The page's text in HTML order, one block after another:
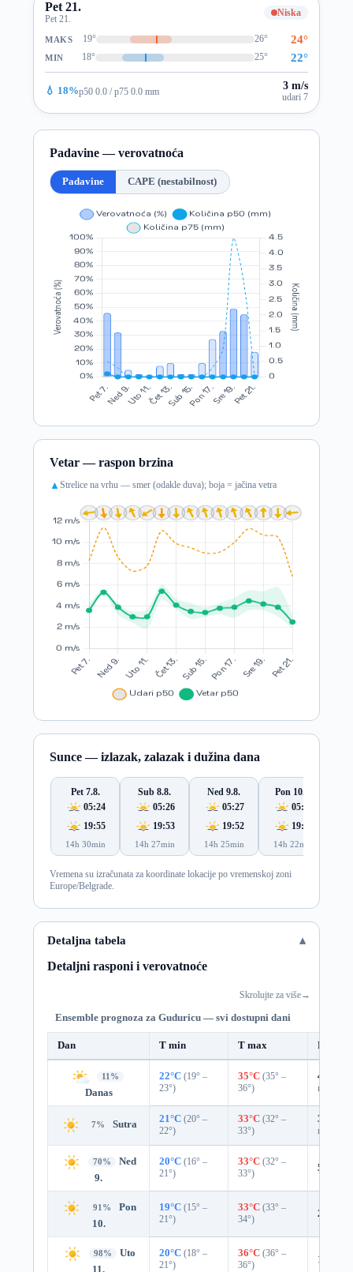
Pet 21.
Pet 21.
Niska
MAKS 19° 26° 24°
MIN 18° 25° 22°
💧 18%p50 0.0 / p75 0.0 mm 3 m/s
udari 7
Padavine — verovatnoća
Padavine CAPE (nestabilnost)
Vetar — raspon brzina
▲ Strelice na vrhu — smer (odakle duva); boja = jačina vetra
Sunce — izlazak, zalazak i dužina dana
Pet 7.8.
05:24
19:55
14h 30min
Sub 8.8.
05:26
19:53
14h 27min
Ned 9.8.
05:27
19:52
14h 25min
Pon 10.8.
05:28
19:51
14h 22min
Vremena su izračunata za koordinate lokacije po vremenskoj zoni
Europe/Belgrade.
Detaljna tabela
Detaljni rasponi i verovatnoće
Skrolujte za više→
Ensemble prognoza za Guduricu — svi dostupni dani
Dan T min T max
11%
Danas
22°C (19° –
23°)
35°C (35° –
36°)
46%
mm)
7% Sutra 21°C (20° –
22°)
33°C (32° –
33°)
32%
mm)
70%
Ned
9.
20°C (16° –
21°)
33°C (32° –
33°)
5%
91%
Pon
10.
19°C (15° –
21°)
33°C (33° –
34°)
2%
98%
Uto
11.
20°C (18° –
21°)
36°C (36° –
36°)
1%